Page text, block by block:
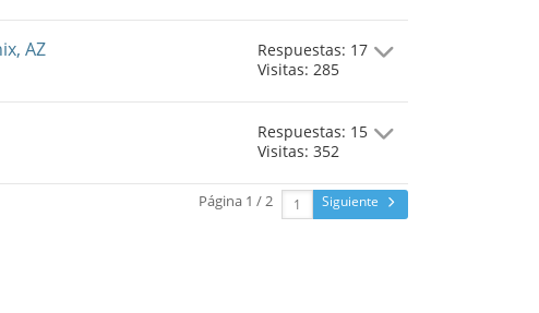
AZ
Respuestas: 17
Visitas: 285
Respuestas: 15
Visitas: 352
Página 1 / 2 Siguiente